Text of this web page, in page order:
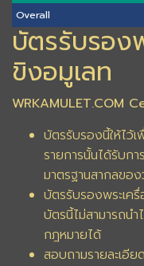
Overall
บัตรรับรอง
ขิงอมูเลท
บัตรรับรองนี้ให้ไว้
รายการนั้นได้รับก
มาตรฐานสากลขอ
บัตรรับรองพระเค
บัตรนี้ไม่สามารถน
กฎหมายได้
สอบถามรายละเอี